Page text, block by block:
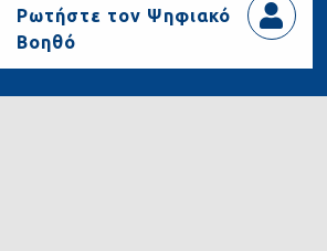
Ρωτήστε τον Ψηφιακό
Βοηθό